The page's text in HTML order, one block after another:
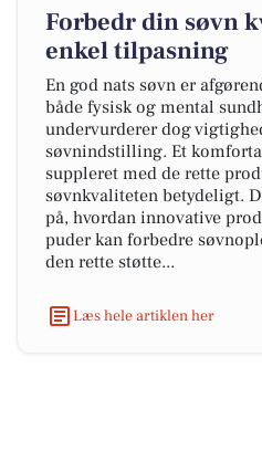
Forbedr din søvn
enkel tilpasning
En god nats søvn er
både fysisk og mental
undervurderer dog
søvnindstilling. Et
suppleret med de rette
søvnkvaliteten betydeligt.
på, hvordan innovative
puder kan forbedre
den rette støtte...
Læs hele artiklen her